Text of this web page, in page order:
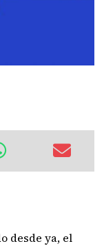
desde ya, el